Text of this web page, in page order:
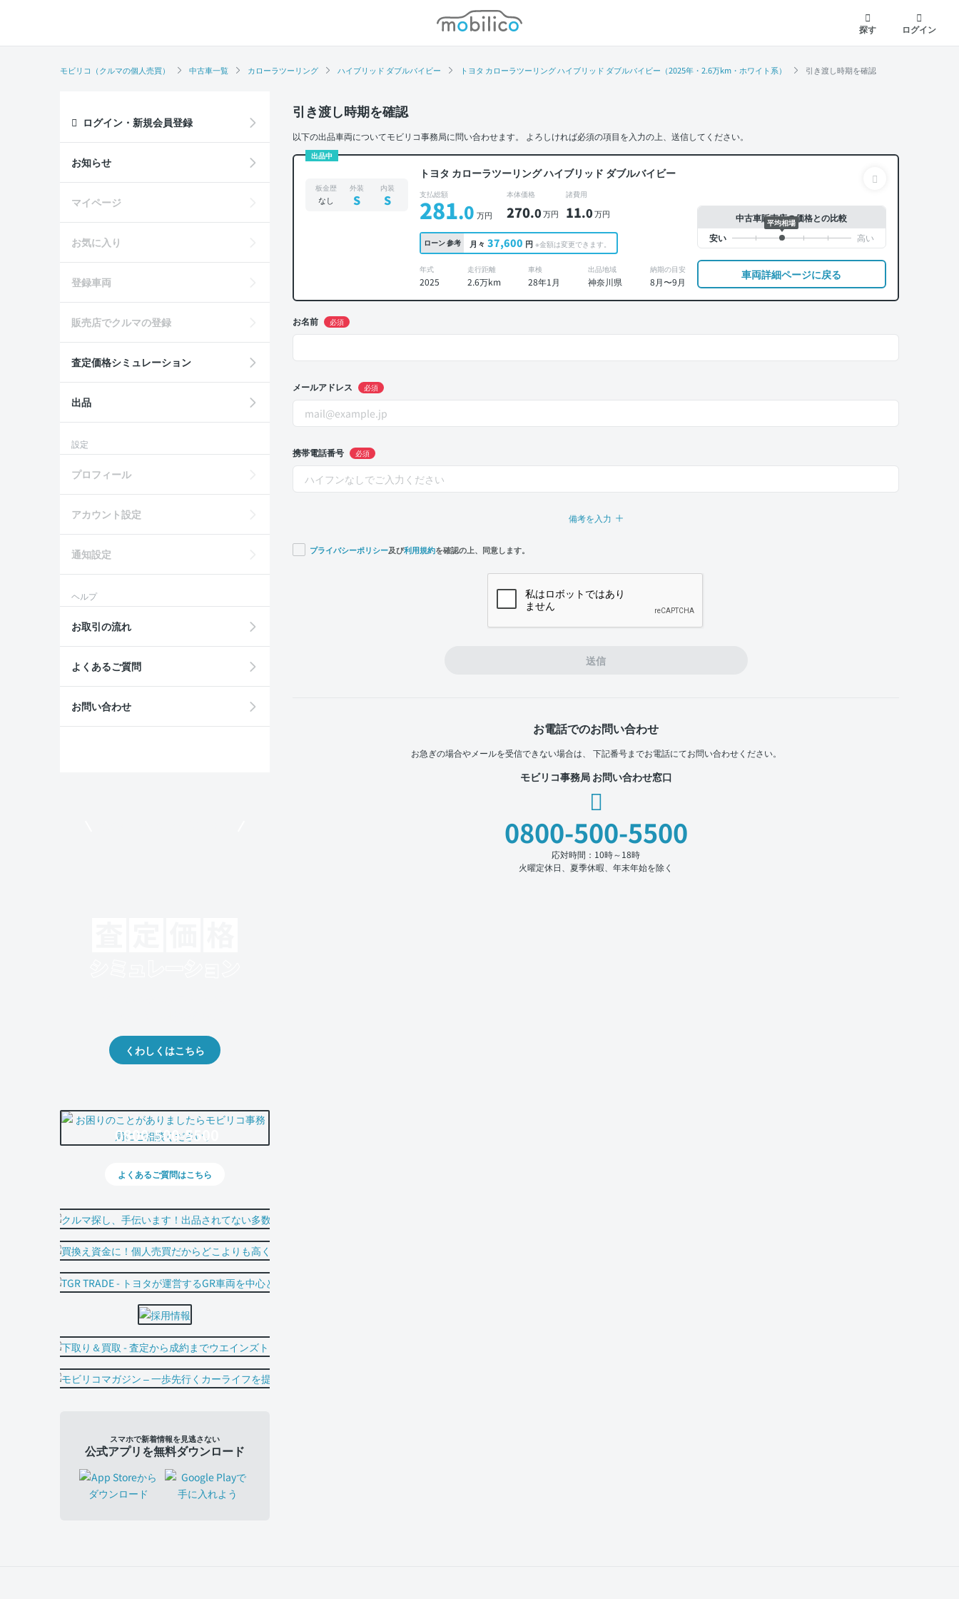
モビリコ
探す
ログイン
モビリコ（クルマの個人売買） 中古車一覧 カローラツーリング ハイブリッド ダブルバイビー トヨタ カローラツーリング ハイブリッド ダブルバイビー（2025年・2.6万km・ホワイト系） 引き渡し時期を確認
引き渡し時期を確認
以下の出品車両についてモビリコ事務局に問い合わせます。 よろしければ必須の項目を入力の上、送信してください。
出品中
トヨタ カローラツーリング ハイブリッド ダブルバイビー
板金歴
なし
外装
S
内装
S 支払総額
281.0 万円
本体価格
270.0万円
諸費用
11.0万円
ローン参考 月々 37,600 円 ※金額は変更できます。
年式
2025
走行距離
2.6万km
車検
28年1月
出品地域
神奈川県
納期の目安
8月〜9月
中古車販売店の価格との比較
平均相場
車両詳細ページに戻る
お名前 必須
メールアドレス 必須
携帯電話番号 必須
備考を入力
プライバシーポリシー及び利用規約を確認の上、同意します。
送信
お電話でのお問い合わせ
お急ぎの場合やメールを受信できない場合は、 下記番号までお電話にてお問い合わせください。
モビリコ事務局 お問い合わせ窓口
0800-500-5500
応対時間：10時～18時
火曜定休日、夏季休暇、年末年始を除く
ログイン・新規会員登録
お知らせ
マイページ
お気に入り
登録車両
販売店でクルマの登録
査定価格シミュレーション
出品
設定
プロフィール
アカウント設定
通知設定
ヘルプ
お取引の流れ
よくあるご質問
お問い合わせ
くわしくはこちら
0800-500-5500
よくあるご質問はこちら
スマホで新着情報を見逃さない
公式アプリを無料ダウンロード